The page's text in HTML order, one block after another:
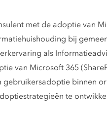
met de adoptie van
bij
als
van Microsoft 365
binnen
te